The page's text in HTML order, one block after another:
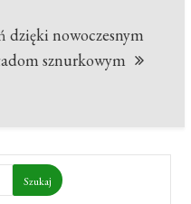
dzięki nowoczesnym
sznurkowym
Szukaj